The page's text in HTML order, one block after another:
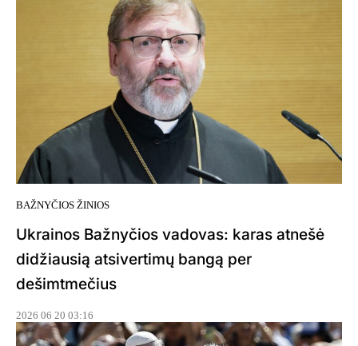
BAŽNYČIOS ŽINIOS
Ukrainos Bažnyčios vadovas: karas atnešė
didžiausią atsivertimų bangą per
dešimtmečius
2026 06 20 03:16